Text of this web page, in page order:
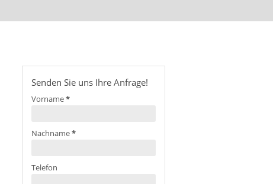
Senden Sie uns Ihre Anfrage!
Vorname*
Nachname*
Telefon